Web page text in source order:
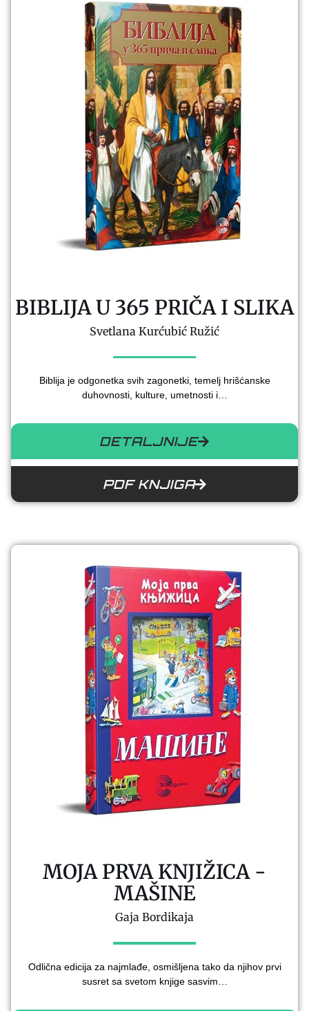
BIBLIJA U 365 PRIČA I SLIKA
Svetlana Kurćubić Ružić
Biblija je odgonetka svih zagonetki, temelj hrišćanske
duhovnosti, kulture, umetnosti i…
DETALJNIJE
PDF KNJIGA
MOJA PRVA KNJIŽICA -
MAŠINE
Gaja Bordikaja
Odlična edicija za najmlađe, osmišljena tako da njihov prvi
susret sa svetom knjige sasvim…